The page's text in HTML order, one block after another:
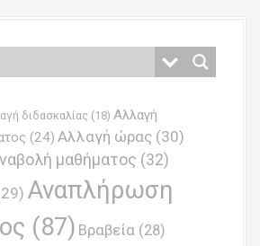
διδασκαλίας (18) Αλλαγή
(24) Αλλαγή ώρας (30)
μαθήματος (32)
Αναπλήρωση
(87) Βραβεία (28)